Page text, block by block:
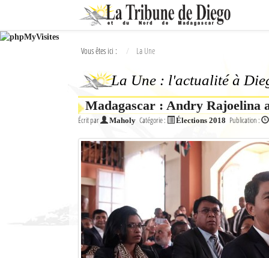
Ok
L'actualité à Diego Suarez
Vous êtes ici : La Une
La Une : l'actualité à
Madagascar : Andry Rajoelina
Écrit par Maholy Catégorie : Élections 2018 Publication :